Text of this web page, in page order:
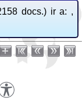
docs.) ir a: ,